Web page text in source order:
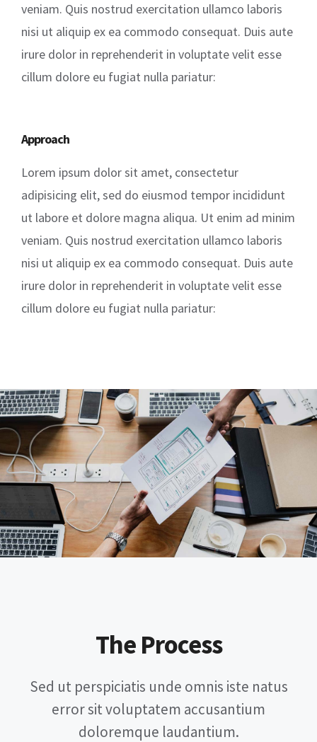
veniam. Quis nostrud exercitation ullamco laboris
nisi ut aliquip ex ea commodo consequat. Duis aute
irure dolor in reprehenderit in voluptate velit esse
cillum dolore eu fugiat nulla pariatur:
Approach
Lorem ipsum dolor sit amet, consectetur
adipisicing elit, sed do eiusmod tempor incididunt
ut labore et dolore magna aliqua. Ut enim ad minim
veniam. Quis nostrud exercitation ullamco laboris
nisi ut aliquip ex ea commodo consequat. Duis aute
irure dolor in reprehenderit in voluptate velit esse
cillum dolore eu fugiat nulla pariatur:
The Process
Sed ut perspiciatis unde omnis iste natus
error sit voluptatem accusantium
doloremque laudantium.